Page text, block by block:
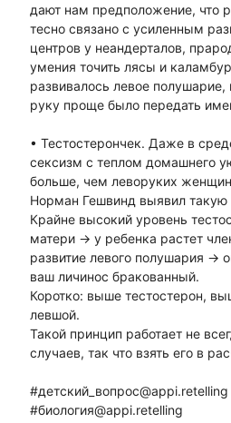
дают нам предположение, что
тесно связано с усиленным
центров у неандерталов,
умения точить лясы и
развивалось левое
руку проще было передать
• Тестостерончек. Даже в
сексизм с теплом домашнего
больше, чем леворуких
Норман Гешвинд выявил такую
Крайне высокий уровень
матери -> у ребенка растет
развитие левого полушария ->
ваш личинос бракованный.
Коротко: выше тестостерон,
левшой.
Такой принцип работает не
случаев, так что взять его в
#детский_вопрос@appi.retelling
#биология@appi.retelling